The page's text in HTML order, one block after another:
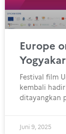
Europe
Festival film
kembali
ditayangkan
Juni 9, 2025